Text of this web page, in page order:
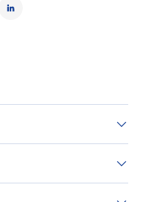
LinkedIn